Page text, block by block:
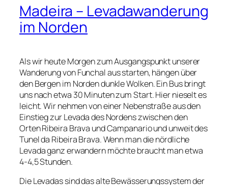
Madeira – Levadawanderung
im Norden
Als wir heute Morgen zum Ausgangspunkt unserer
Wanderung von Funchal aus starten, hängen über
den Bergen im Norden dunkle Wolken. Ein Bus bringt
uns nach etwa 30 Minuten zum Start. Hier nieselt es
leicht. Wir nehmen von einer Nebenstraße aus den
Einstieg zur Levada des Nordens zwischen den
Orten Ribeira Brava und Campanario und unweit des
Tunel da Ribeira Brava. Wenn man die nördliche
Levada ganz erwandern möchte braucht man etwa
4-4,5 Stunden.
Die Levadas sind das alte Bewässerungssystem der